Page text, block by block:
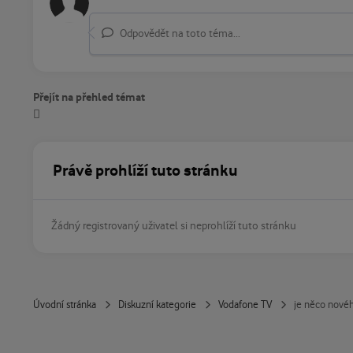
Odpovědět na toto téma...
Přejít na přehled témat
Právě prohlíží tuto stránku
Žádný registrovaný uživatel si neprohlíží tuto stránku
Úvodní stránka Diskuzní kategorie Vodafone TV je něco